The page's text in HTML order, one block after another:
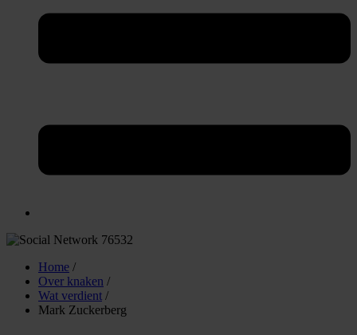
Home /
Over knaken /
Wat verdient /
Mark Zuckerberg